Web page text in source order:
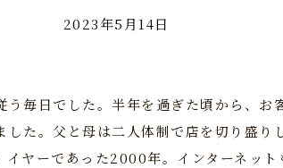
2023年5月14日
毎日でした。半年を過ぎた頃から、お
た。父と母は二人体制で店を切り盛り
ヤーであった2000年。インターネッ